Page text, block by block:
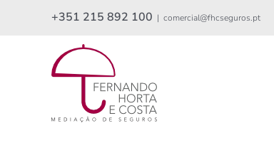
+351 215 892 100 | comercial@fhcseguros.pt